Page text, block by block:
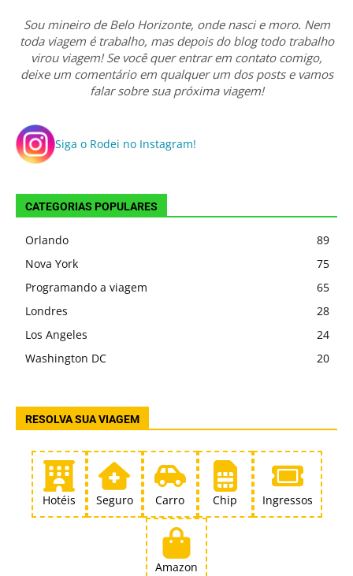
Sou mineiro de Belo Horizonte, onde nasci e moro. Nem
toda viagem é trabalho, mas depois do blog todo trabalho
virou viagem! Se você quer entrar em contato comigo,
deixe um comentário em qualquer um dos posts e vamos
falar sobre sua próxima viagem!
Siga o Rodei no Instagram!
CATEGORIAS POPULARES
Orlando
89
Nova York
75
Programando a viagem
65
Londres
28
Los Angeles
24
Washington DC
20
RESOLVA SUA VIAGEM
Hotéis Seguro Carro Chip Ingressos
Amazon